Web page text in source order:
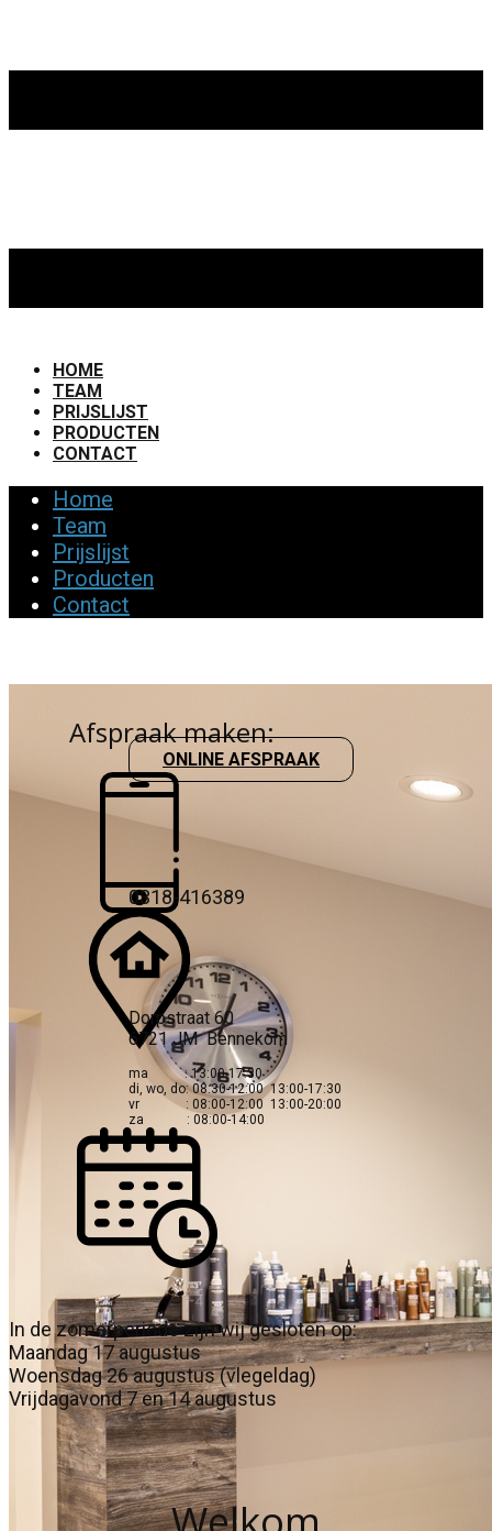
HOME
TEAM
PRIJSLIJST
PRODUCTEN
CONTACT
Home
Team
Prijslijst
Producten
Contact
Afspraak maken:
ONLINE AFSPRAAK
0318-416389
Dorpstraat 60
6721 JM Bennekom
ma : 13:00-17:30
di, wo, do: 08:30-12:00 13:00-​17:30
vr : 08:00-12:00 13:00-20:00
za : 08:00-14:00
In de zomerperiode zijn wij gesloten op:
Maandag 17 augustus
Woensdag 26 augustus (vlegeldag)
Vrijdagavond 7 en 14 augustus